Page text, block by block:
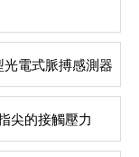
電式脈搏感測器
尖的接觸壓力